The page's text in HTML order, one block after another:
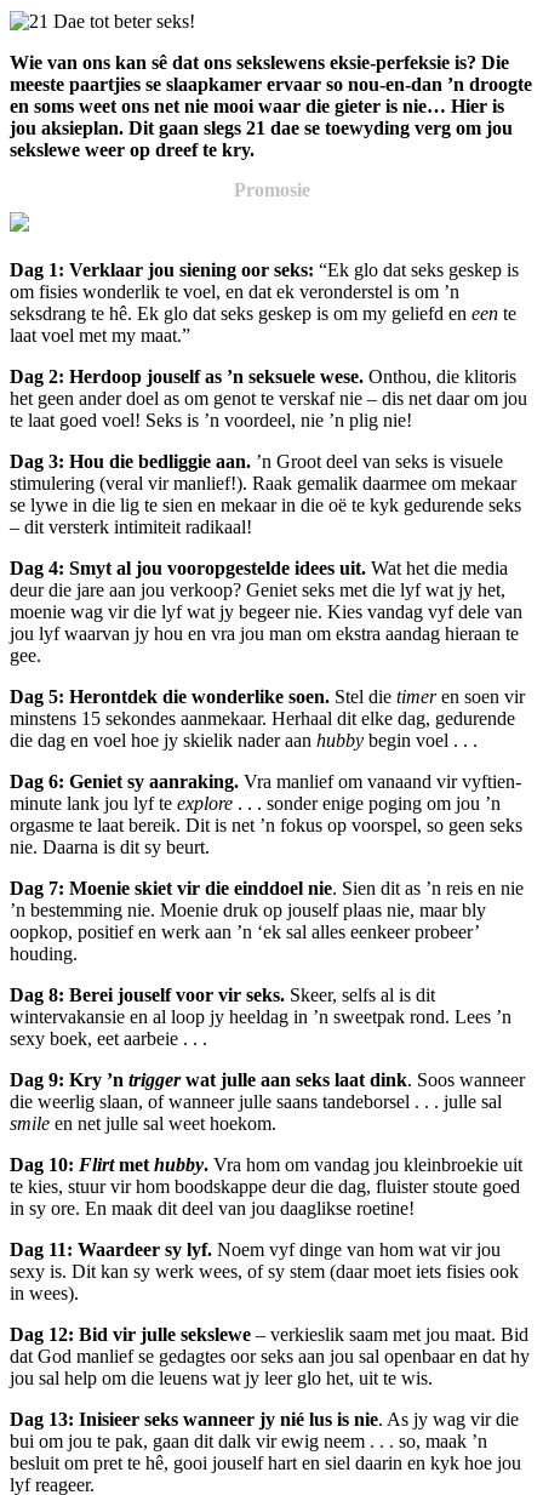
Wie van ons kan sê dat ons sekslewens eksie-perfeksie is? Die
meeste paartjies se slaapkamer ervaar so nou-en-dan ’n droogte
en soms weet ons net nie mooi waar die gieter is nie… Hier is
jou aksieplan. Dit gaan slegs 21 dae se toewyding verg om jou
sekslewe weer op dreef te kry.
Promosie
Dag 1: Verklaar jou siening oor seks: “Ek glo dat seks geskep is
om fisies wonderlik te voel, en dat ek veronderstel is om ’n
seksdrang te hê. Ek glo dat seks geskep is om my geliefd en een te
laat voel met my maat.”
Dag 2: Herdoop jouself as ’n seksuele wese. Onthou, die klitoris
het geen ander doel as om genot te verskaf nie – dis net daar om jou
te laat goed voel! Seks is ’n voordeel, nie ’n plig nie!
Dag 3: Hou die bedliggie aan. ’n Groot deel van seks is visuele
stimulering (veral vir manlief!). Raak gemalik daarmee om mekaar
se lywe in die lig te sien en mekaar in die oë te kyk gedurende seks
– dit versterk intimiteit radikaal!
Dag 4: Smyt al jou vooropgestelde idees uit. Wat het die media
deur die jare aan jou verkoop? Geniet seks met die lyf wat jy het,
moenie wag vir die lyf wat jy begeer nie. Kies vandag vyf dele van
jou lyf waarvan jy hou en vra jou man om ekstra aandag hieraan te
gee.
Dag 5: Herontdek die wonderlike soen. Stel die timeren soen vir
minstens 15 sekondes aanmekaar. Herhaal dit elke dag, gedurende
die dag en voel hoe jy skielik nader aan hubby begin voel . . .
Dag 6: Geniet sy aanraking. Vra manlief om vanaand vir vyftien-
minute lank jou lyf te explore . . . sonder enige poging om jou ’n
orgasme te laat bereik. Dit is net ’n fokus op voorspel, so geen seks
nie. Daarna is dit sy beurt.
Dag 7: Moenie skiet vir die einddoel nie. Sien dit as ’n reis en nie
’n bestemming nie. Moenie druk op jouself plaas nie, maar bly
oopkop, positief en werk aan ’n ‘ek sal alles eenkeer probeer’
houding.
Dag 8: Berei jouself voor vir seks. Skeer, selfs al is dit
wintervakansie en al loop jy heeldag in ’n sweetpak rond. Lees ’n
sexy boek, eet aarbeie . . .
Dag 9: Kry ’n triggerwat julle aan seks laat dink. Soos wanneer
die weerlig slaan, of wanneer julle saans tandeborsel . . . julle sal
smile en net julle sal weet hoekom.
Dag 10: Flirtmet hubby. Vra hom om vandag jou kleinbroekie uit
te kies, stuur vir hom boodskappe deur die dag, fluister stoute goed
in sy ore. En maak dit deel van jou daaglikse roetine!
Dag 11: Waardeer sy lyf. Noem vyf dinge van hom wat vir jou
sexy is. Dit kan sy werk wees, of sy stem (daar moet iets fisies ook
in wees).
Dag 12: Bid vir julle sekslewe – verkieslik saam met jou maat. Bid
dat God manlief se gedagtes oor seks aan jou sal openbaar en dat hy
jou sal help om die leuens wat jy leer glo het, uit te wis.
Dag 13: Inisieer seks wanneer jy nié lus is nie. As jy wag vir die
bui om jou te pak, gaan dit dalk vir ewig neem . . . so, maak ’n
besluit om pret te hê, gooi jouself hart en siel daarin en kyk hoe jou
lyf reageer.